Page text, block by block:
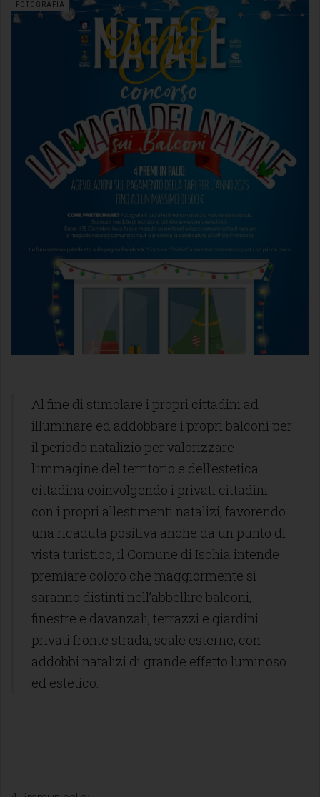
FOTOGRAFIA
Al fine di stimolare i propri cittadini ad
illuminare ed addobbare i propri balconi per
il periodo natalizio per valorizzare
l’immagine del territorio e dell’estetica
cittadina coinvolgendo i privati cittadini
con i propri allestimenti natalizi, favorendo
una ricaduta positiva anche da un punto di
vista turistico, il Comune di Ischia intende
premiare coloro che maggiormente si
saranno distinti nell’abbellire balconi,
finestre e davanzali, terrazzi e giardini
privati fronte strada, scale esterne, con
addobbi natalizi di grande effetto luminoso
ed estetico.